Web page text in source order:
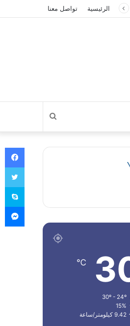
الرئيسية تواصل معنا
عن
℃
30º - 24º
15%
9.42 كيلومتر/ساعة